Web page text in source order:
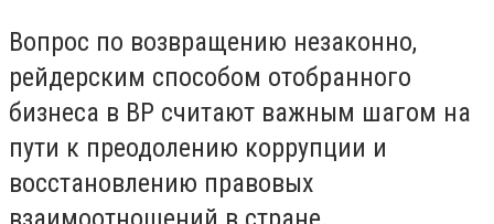
Вопрос по возвращению незаконно,
рейдерским способом отобранного
бизнеса в ВР считают важным шагом на
пути к преодолению коррупции и
восстановлению правовых